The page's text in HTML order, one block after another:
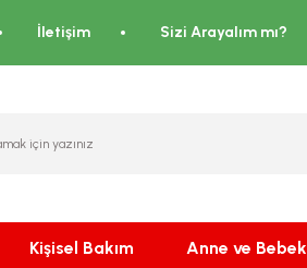
İletişim Sizi Arayalım mı?
Kişisel Bakım Anne ve Bebek